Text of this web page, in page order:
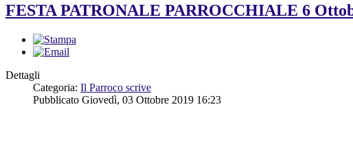
FESTA PATRONALE PARROCCHIALE 6
Dettagli
Categoria: Il Parroco scrive
Pubblicato Giovedì, 03 Ottobre 2019 16:23